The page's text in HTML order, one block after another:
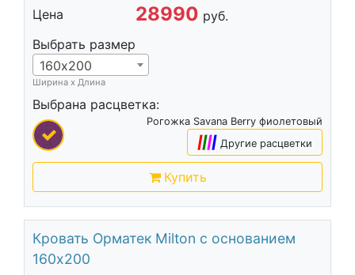
Цена 28990 руб.
Выбрать размер
160х200
Ширина х Длина
Выбрана расцветка:
Рогожка Savana Berry фиолетовый
|||| Другие расцветки
Купить
Кровать Орматек Milton с основанием
160х200